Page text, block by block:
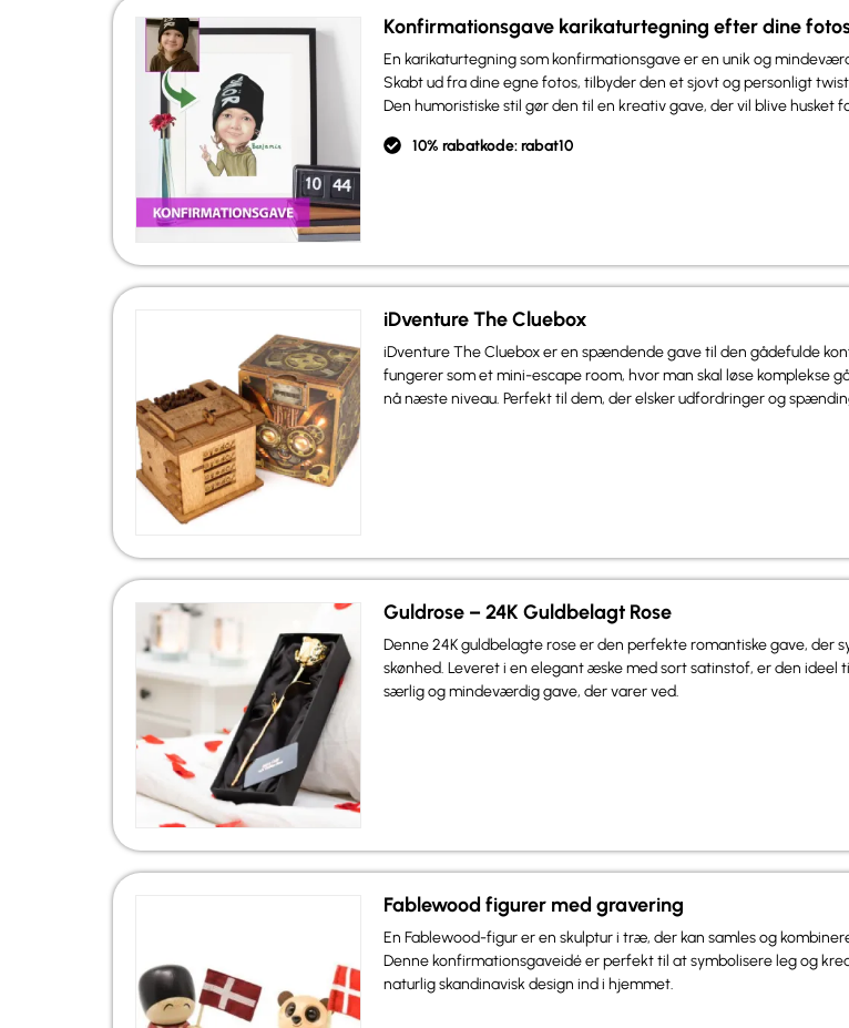
Konfirmationsgave karikaturtegning efter dine
En karikaturtegning som konfirmationsgave er en unik og
Skabt ud fra dine egne fotos, tilbyder den et sjovt og personligt
Den humoristiske stil gør den til en kreativ gave, der vil blive husket
10% rabatkode: rabat10
iDventure The Cluebox
iDventure The Cluebox er en spændende gave til den gådefulde
fungerer som et mini-escape room, hvor man skal løse komplekse
nå næste niveau. Perfekt til dem, der elsker udfordringer og
Guldrose – 24K Guldbelagt Rose
Denne 24K guldbelagte rose er den perfekte romantiske gave, der
skønhed. Leveret i en elegant æske med sort satinstof, er den ideel
særlig og mindeværdig gave, der varer ved.
Fablewood figurer med gravering
En Fablewood-figur er en skulptur i træ, der kan samles og
Denne konfirmationsgaveidé er perfekt til at symbolisere leg og
naturlig skandinavisk design ind i hjemmet.